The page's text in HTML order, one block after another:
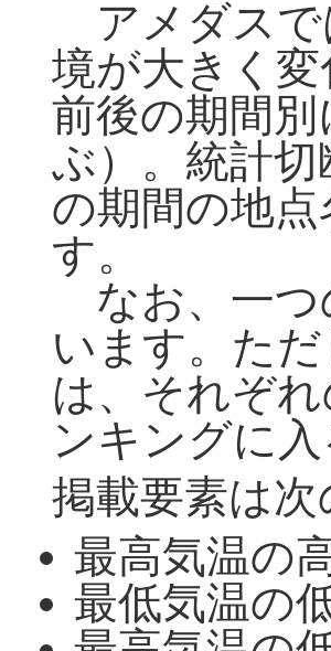
アメダスで
境が大きく
前後の期間
ぶ）。統計
の期間の地
す。
なお、一つ
います。た
は、それぞ
ンキングに
掲載要素は
最高気温の
最低気温の